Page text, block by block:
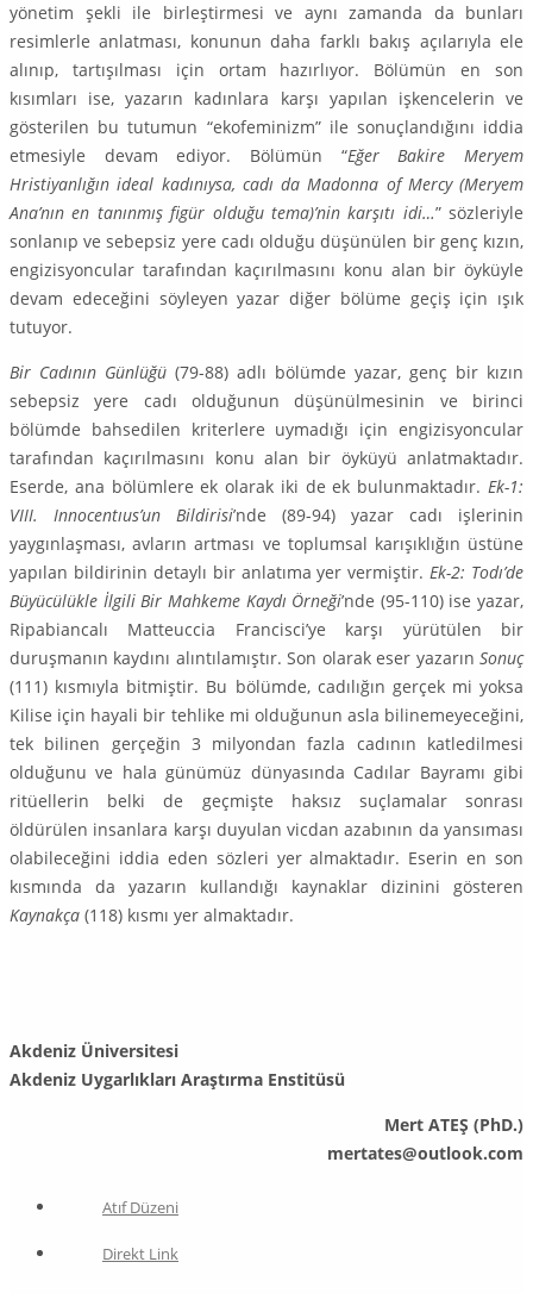
yönetim şekli ile birleştirmesi ve aynı zamanda da bunları
resimlerle anlatması, konunun daha farklı bakış açılarıyla ele
alınıp, tartışılması için ortam hazırlıyor. Bölümün en son
kısımları ise, yazarın kadınlara karşı yapılan işkencelerin ve
gösterilen bu tutumun “ekofeminizm” ile sonuçlandığını iddia
etmesiyle devam ediyor. Bölümün “Eğer Ba­kire Meryem
Hristiyanlığın ideal kadınıysa, cadı da Madonna of Mercy (Meryem
Ana’nın en tanın­mış figür olduğu tema)’nin karşıtı idi…” sözleriyle
sonlanıp ve sebepsiz yere cadı olduğu düşünülen bir genç kızın,
engizisyoncular tarafından kaçırılmasını konu alan bir öyküyle
devam edeceğini söy­leyen yazar diğer bölüme geçiş için ışık
tutuyor.
Bir Cadının Günlüğü (79-88) adlı bölümde yazar, genç bir kızın
sebepsiz yere cadı olduğunun düşünülmesinin ve birinci
bölümde bahsedilen kriterlere uymadığı için engizisyoncular
tarafından kaçırılmasını konu alan bir öyküyü anlatmaktadır.
Eserde, ana bölümlere ek olarak iki de ek bulun­maktadır. Ek-1:
VIII. Innocentıus’un Bildirisi’nde (89-94) yazar cadı işlerinin
yaygınlaşması, avların artması ve toplumsal karışıklığın üstüne
yapılan bildirinin detaylı bir anlatıma yer vermiştir.Ek-2: Todı’de
Büyücülükle İlgili Bir Mahkeme Kaydı Örneği’nde (95-110) ise yazar,
Ripabiancalı Matte­uccia Francisci’ye karşı yürütülen bir
duruşmanın kaydını alıntılamıştır. Son olarak eser yazarın Sonuç
(111) kısmıyla bitmiştir. Bu bölümde, cadılığın gerçek mi yoksa
Kilise için hayali bir tehlike mi olduğunun asla bilinemeyeceğini,
tek bilinen gerçeğin 3 milyondan fazla cadının katledilmesi
olduğunu ve hala günümüz dünyasında Cadılar Bayramı gibi
ritüellerin belki de geçmişte haksız suçlamalar sonrası
öldürülen insanlara karşı duyulan vicdan azabının da yansıması
olabileceğini iddia eden sözleri yer almaktadır. Eserin en son
kısmında da yazarın kullandığı kaynaklar dizinini gösteren
Kaynakça (118) kısmı yer almaktadır.
Akdeniz Üniversitesi
Akdeniz Uygarlıkları Araştırma Enstitüsü
Mert ATEŞ (PhD.)
mertates@outlook.com
Atıf Düzeni
Direkt Link